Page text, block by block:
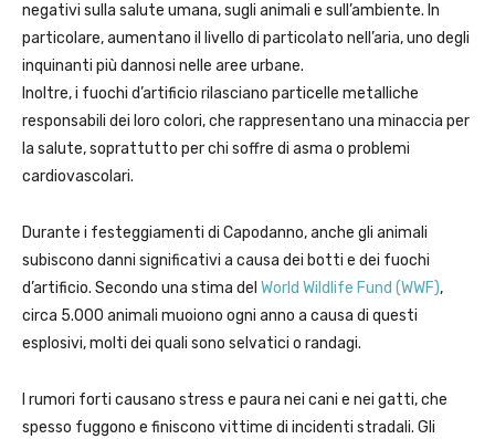
negativi sulla salute umana, sugli animali e sull’ambiente. In
particolare, aumentano il livello di particolato nell’aria, uno degli
inquinanti più dannosi nelle aree urbane.
Inoltre, i fuochi d’artificio rilasciano particelle metalliche
responsabili dei loro colori, che rappresentano una minaccia per
la salute, soprattutto per chi soffre di asma o problemi
cardiovascolari.
Durante i festeggiamenti di Capodanno, anche gli animali
subiscono danni significativi a causa dei botti e dei fuochi
d’artificio. Secondo una stima del World Wildlife Fund (WWF),
circa 5.000 animali muoiono ogni anno a causa di questi
esplosivi, molti dei quali sono selvatici o randagi.
I rumori forti causano stress e paura nei cani e nei gatti, che
spesso fuggono e finiscono vittime di incidenti stradali. Gli